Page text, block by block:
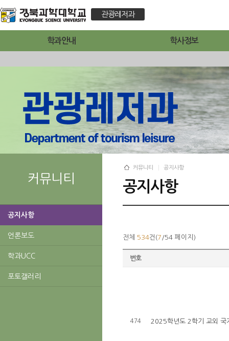
관광레저과
학과안내 학사정보
커뮤니티
공지사항
언론보도
학과UCC
포토갤러리
커뮤니티 공지사항
공지사항
전체 534건(7 /54 페이지)
번호
474 2025학년도 2학기 교외 국